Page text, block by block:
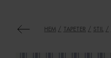
HEM TAPETER STIL